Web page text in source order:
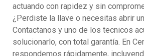
actuando con rapidez y sin
¿Perdiste la llave o necesitas abrir
Contactanos y uno de los tecnicos
solucionarlo, con total garantía. En
respondemos rápidamente,